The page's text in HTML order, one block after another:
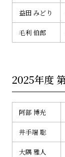
益田 みどり
毛利 伯郎
2025年度
阿部 博光
井手端 聡
大隅 雅人